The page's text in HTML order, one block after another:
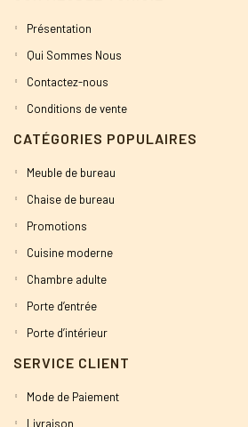
Présentation
Qui Sommes Nous
Contactez-nous
Conditions de vente
CATÉGORIES POPULAIRES
Meuble de bureau
Chaise de bureau
Promotions
Cuisine moderne
Chambre adulte
Porte d’entrée
Porte d’intérieur
SERVICE CLIENT
Mode de Paiement
Livraison